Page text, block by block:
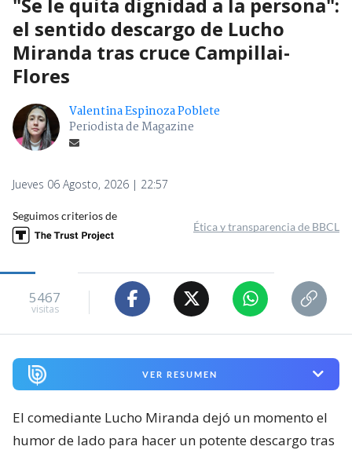
el sentido descargo de Lucho
Miranda tras cruce Campillai-
Flores
Valentina Espinoza Poblete
Periodista de Magazine
Jueves 06 Agosto, 2026 | 22:57
Seguimos criterios de
Ética y transparencia de BBCL
5467
visitas
VER RESUMEN
El comediante Lucho Miranda dejó un momento el
humor de lado para hacer un potente descargo tras